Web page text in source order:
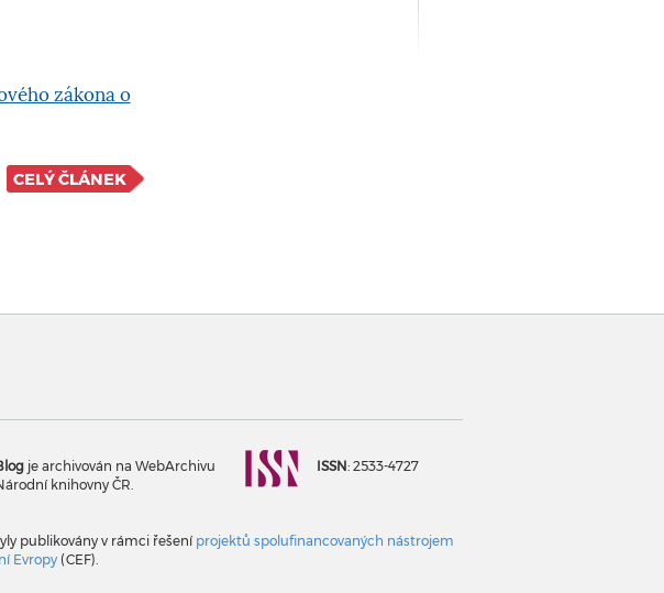
zákona o
CELÝ ČLÁNEK
je archivován na WebArchivu
knihovny ČR.
ISSN: 2533-4727
publikovány v rámci řešení projektů spolufinancovaných nástrojem
Evropy(CEF).